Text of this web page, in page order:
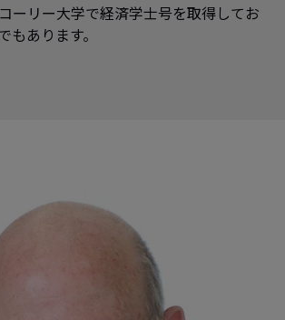
ーリー大学で経済学士号を取得してお
もあります。